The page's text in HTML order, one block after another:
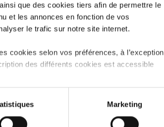
que des cookies tiers afin de permettre le
et les annonces en fonction de vos
le trafic sur notre site internet.
cookies selon vos préférences, à l’exception
des différents cookies est accessible
de vidéos, partage sur les réseaux
Marketing